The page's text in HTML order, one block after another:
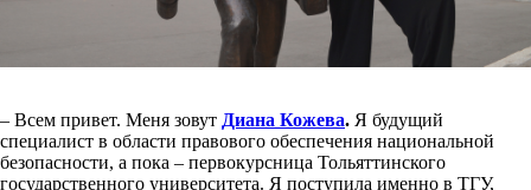
– Всем привет. Меня зовут Диана Кожева. Я будущий
специалист в области правового обеспечения национальной
безопасности, а пока – первокурсница Тольяттинского
государственного университета. Я поступила именно в ТГУ,